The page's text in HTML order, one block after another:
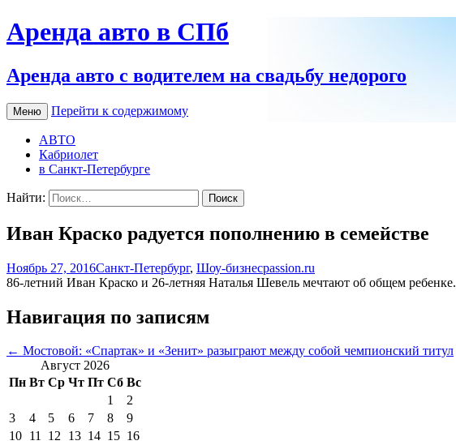
Аренда авто в СПб
Аренда авто с водителем на свадьбу недорого
Меню Перейти к содержимому
АВТО
Кабриолет
в Санкт-Петербурге
Найти:
Иван Краско радуется пополнению в семействе
Ноябрь 27, 2016Санкт-Петербург, Шоу-бизнесpassion.ru
86-летний Иван Краско и 26-летняя Наталья Шевель мечтают об общем ребенке.
Навигация по записям
← Мостовой: «Спартак» и «Зенит» разыграют между собой чемпионский титул
Август 2026
Пн Вт Ср Чт Пт Сб Вс
1
2
3
4 5 6 7 8
9
10 11 12 13 14 15 16